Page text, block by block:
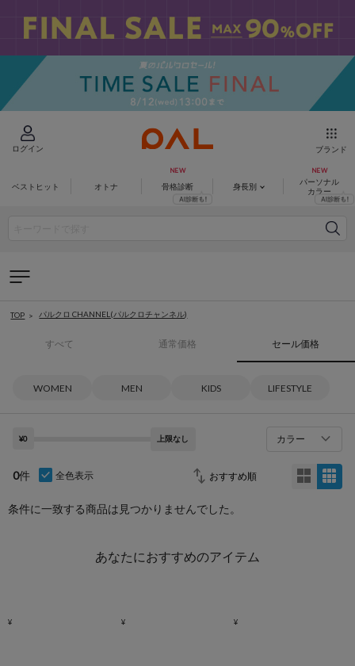
ログイン ブランド
ベストヒット オトナ 骨格診断 身長別
パーソナル
カラー
TOP パルクロ CHANNEL(パルクロチャンネル)
すべて 通常価格 セール価格
WOMEN MEN KIDS LIFESTYLE
¥0 上限なし カラー
0件 全色表示
条件に一致する商品は見つかりませんでした。
あなたにおすすめのアイテム